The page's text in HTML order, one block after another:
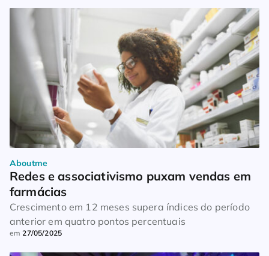
Aboutme
Redes e associativismo puxam vendas em
farmácias
Crescimento em 12 meses supera índices do período
anterior em quatro pontos percentuais
em27/05/2025